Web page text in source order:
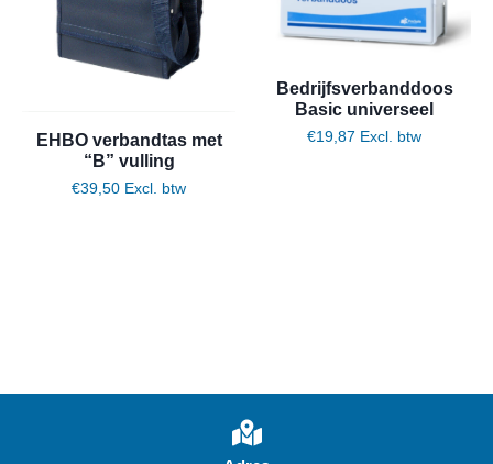
EHBO verbandtas met
“B” vulling
€39,50 Excl. btw
Bedrijfsverbanddoos
Basic universeel
€19,87 Excl. btw